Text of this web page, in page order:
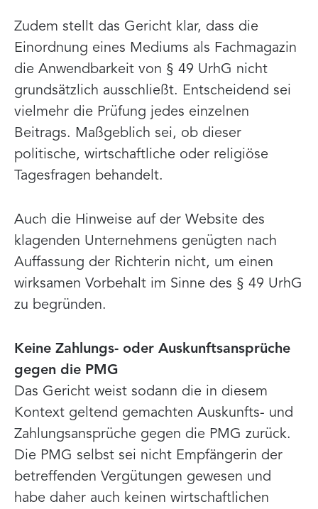
Zudem stellt das Gericht klar, dass die
Einordnung eines Mediums als Fachmagazin
die Anwendbarkeit von § 49 UrhG nicht
grundsätzlich ausschließt. Entscheidend sei
vielmehr die Prüfung jedes einzelnen
Beitrags. Maßgeblich sei, ob dieser
politische, wirtschaftliche oder religiöse
Tagesfragen behandelt.
Auch die Hinweise auf der Website des
klagenden Unternehmens genügten nach
Auffassung der Richterin nicht, um einen
wirksamen Vorbehalt im Sinne des § 49 UrhG
zu begründen.
Keine Zahlungs- oder Auskunftsansprüche
gegen die PMG
Das Gericht weist sodann die in diesem
Kontext geltend gemachten Auskunfts- und
Zahlungsansprüche gegen die PMG zurück.
Die PMG selbst sei nicht Empfängerin der
betreffenden Vergütungen gewesen und
habe daher auch keinen wirtschaftlichen